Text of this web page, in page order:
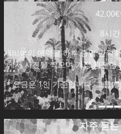
42,00€
8시간
세비야의 매력을 하루 종일 만끽
에서 사진을 찍으며 가장 완전한
*요금은 1인 기준입니다. 그룹
자주 묻